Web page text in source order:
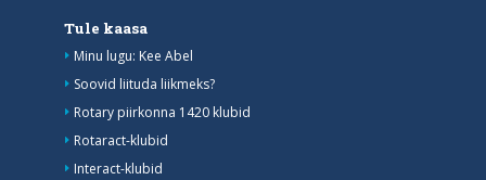
Tule kaasa
Minu lugu: Kee Abel
Soovid liituda liikmeks?
Rotary piirkonna 1420 klubid
Rotaract-klubid
Interact-klubid